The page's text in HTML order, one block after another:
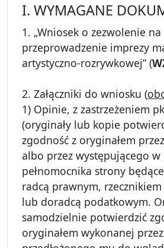
I. WYMAGANE
1. „Wniosek o zezwolenie na
przeprowadzenie imprezy
artystyczno-rozrywkowej” (
2. Załączniki do wniosku (
1) Opinie, z zastrzeżeniem
(oryginały lub kopie
zgodność z oryginałem
albo przez występującego w
pełnomocnika strony
radcą prawnym,
lub doradcą podatkowym.
samodzielnie potwierdzić
oryginałem wykonanej